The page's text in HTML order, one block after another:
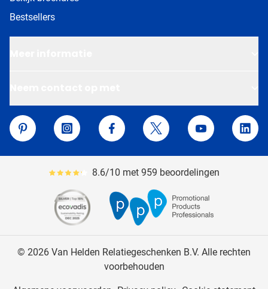
Bestsellers
Van Helden Relatiegeschenken
Pinterest
Instagram Facebook Twitter YouTube
Gemiddeld reviewpercentage is 86
8.6/10 met 959 beoordelingen
© 2026 Van Helden Relatiegeschenken B.V. Alle rechten
voorbehouden